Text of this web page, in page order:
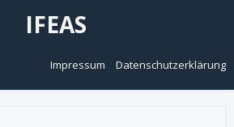
IFEAS
Impressum Datenschutzerklärung